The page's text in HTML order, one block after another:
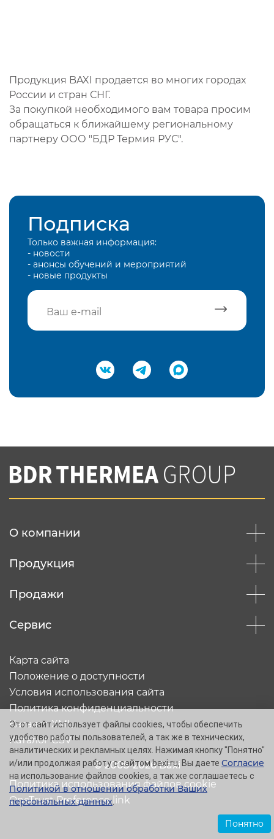
Продукция BAXI продается во многих городах
России и стран СНГ.
За покупкой необходимого вам товара просим
обращаться к ближайшему региональному
партнеру ООО "БДР Термия РУС".
Подписка
Только важная информация:
- новости
- анонсы обучений и мероприятий
- новые продукты
Подтвердить e-mail
Вы соглашаетесь с нашей политикой
конфеденциальности
О компании
Продукция
Продажи
Сервис
© 2005-2026 Baxi
Карта сайта
Положение о доступности
Условия использования сайта
Политика конфиденциальности
Каталог XML
Каталог CSV
Политика использования файлов cookie
OneTrust Preference link
Этот сайт использует файлы cookies, чтобы обеспечить
удобство работы пользователей, а так же в технических,
аналитических и рекламных целях. Нажимая кнопку "Понятно"
и/или продолжая работу с сайтом baxi.ru, Вы даете Согласие
на использование файлов cookies, а так же соглашаетесь с
Политикой в отношении обработки Ваших
персональных данных.
Понятно